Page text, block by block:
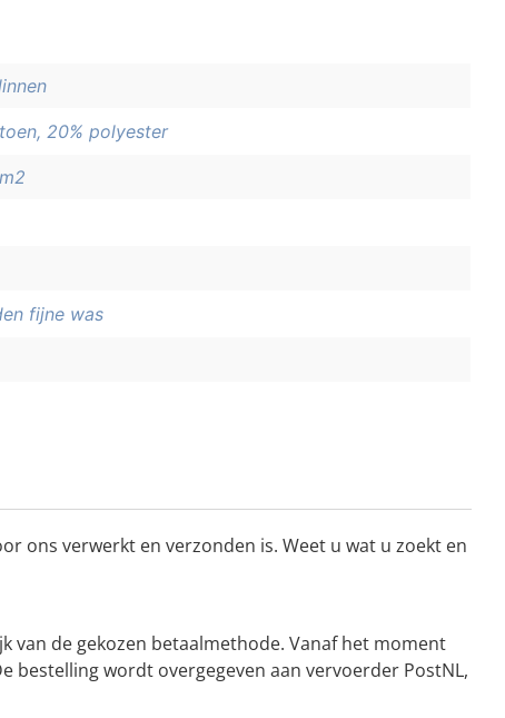
20% polyester
fijne was
ons verwerkt en verzonden is. Weet u wat u zoekt en
van de gekozen betaalmethode. Vanaf het moment
bestelling wordt overgegeven aan vervoerder PostNL,